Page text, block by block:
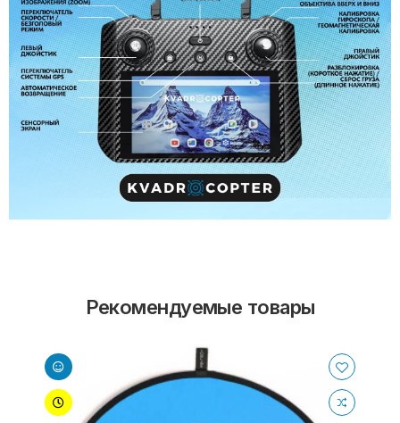
Рекомендуемые товары